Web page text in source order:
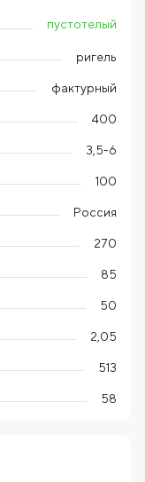
пустотелый
ригель
фактурный
400
3,5-6
100
Россия
270
85
50
2,05
513
58